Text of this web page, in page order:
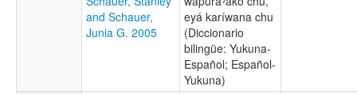
and Schauer,
Junia G. 2005
eyá karíwana chu
(Diccionario
bilingüe: Yukuna-
Español; Español-
Yukuna)